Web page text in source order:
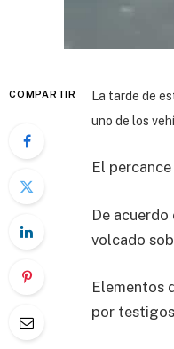
COMPARTIR
La tarde de
uno de los
El
De
volcado
Elementos
por